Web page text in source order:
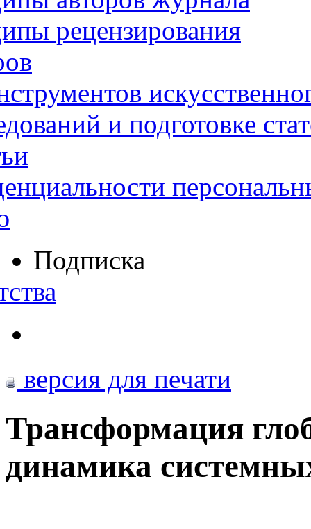
рецензирования
и подготовке
Подписка
версия для печати
Трансформация
динамика